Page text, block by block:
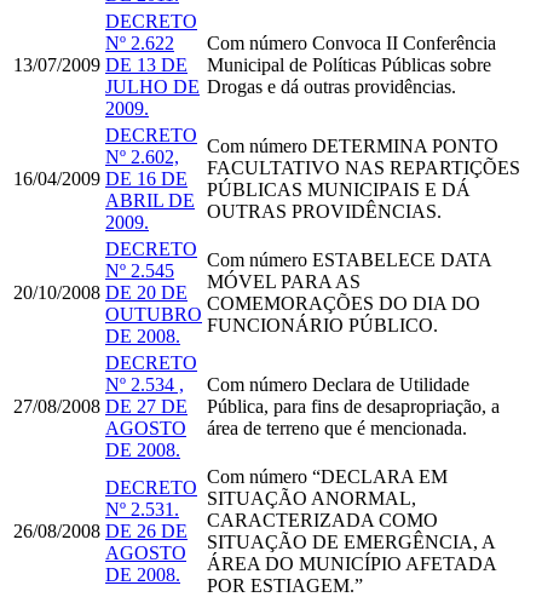
13/07/2009
DECRETO
Nº 2.622
DE 13 DE
JULHO DE
2009.
Com número Convoca II Conferência
Municipal de Políticas Públicas sobre
Drogas e dá outras providências.
16/04/2009
DECRETO
Nº 2.602,
DE 16 DE
ABRIL DE
2009.
Com número DETERMINA PONTO
FACULTATIVO NAS REPARTIÇÕES
PÚBLICAS MUNICIPAIS E DÁ
OUTRAS PROVIDÊNCIAS.
20/10/2008
DECRETO
Nº 2.545
DE 20 DE
OUTUBRO
DE 2008.
Com número ESTABELECE DATA
MÓVEL PARA AS
COMEMORAÇÕES DO DIA DO
FUNCIONÁRIO PÚBLICO.
27/08/2008
DECRETO
Nº 2.534 ,
DE 27 DE
AGOSTO
DE 2008.
Com número Declara de Utilidade
Pública, para fins de desapropriação, a
área de terreno que é mencionada.
26/08/2008
DECRETO
Nº 2.531.
DE 26 DE
AGOSTO
DE 2008.
Com número “DECLARA EM
SITUAÇÃO ANORMAL,
CARACTERIZADA COMO
SITUAÇÃO DE EMERGÊNCIA, A
ÁREA DO MUNICÍPIO AFETADA
POR ESTIAGEM.”